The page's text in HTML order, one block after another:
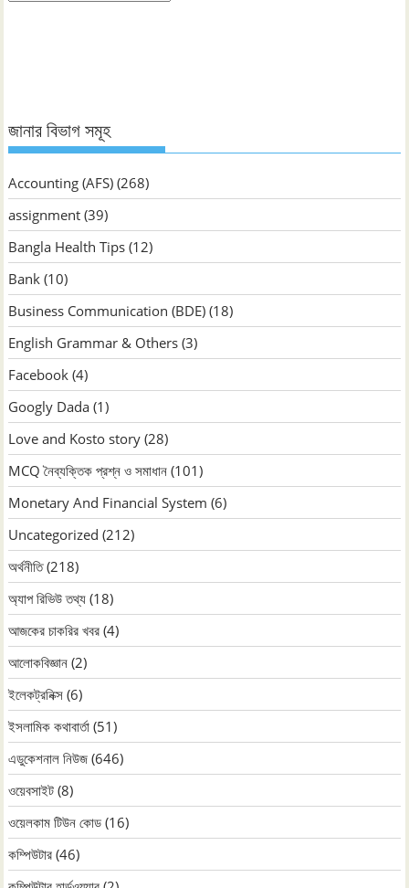
জানার বিভাগ সমূহ
Accounting (AFS) (268)
assignment (39)
Bangla Health Tips (12)
Bank (10)
Business Communication (BDE) (18)
English Grammar & Others (3)
Facebook (4)
Googly Dada (1)
Love and Kosto story (28)
MCQ নৈব্যক্তিক প্রশ্ন ও সমাধান (101)
Monetary And Financial System (6)
Uncategorized (212)
অর্থনীতি(218)
অ্যাপ রিভিউ তথ্য (18)
আজকের চাকরির খবর (4)
আলোকবিজ্ঞান (2)
ইলেকট্রনিক্স (6)
ইসলামিক কথাবার্তা (51)
এডুকেশনাল নিউজ (646)
ওয়েবসাইট (8)
ওয়েলকাম টিউন কোড (16)
কম্পিউটার (46)